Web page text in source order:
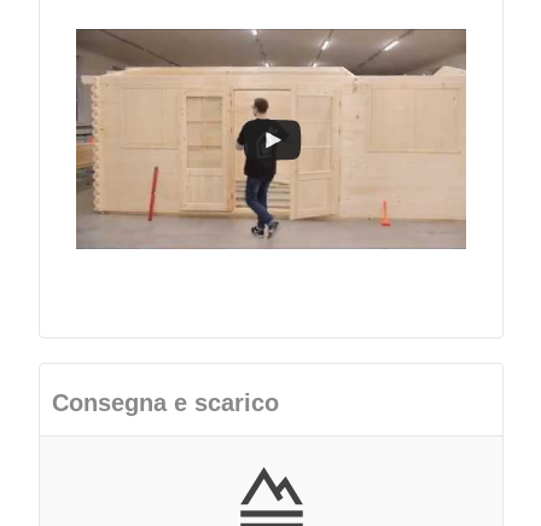
Consegna e scarico